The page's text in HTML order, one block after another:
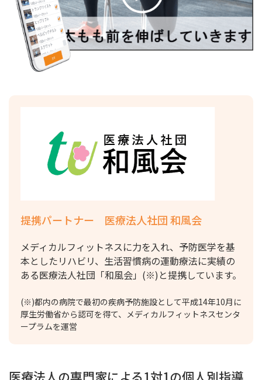
提携パートナー 医療法人社団 和風会
メディカルフィットネスに力を入れ、予防医学を基
本としたリハビリ、生活習慣病の運動療法に実績の
ある医療法人社団「和風会」(※)と提携しています。
(※)都内の病院で最初の疾病予防施設として平成14年10月に
厚生労働省から認可を得て、メディカルフィットネスセンタ
ープラムを運営